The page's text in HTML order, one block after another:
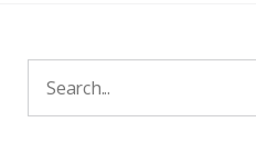
Search
for: